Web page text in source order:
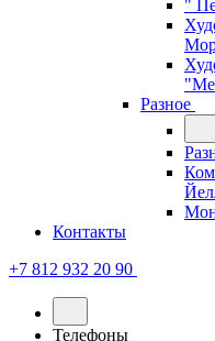
"
Разное
Контакты
+7 812 932 20 90
Телефоны